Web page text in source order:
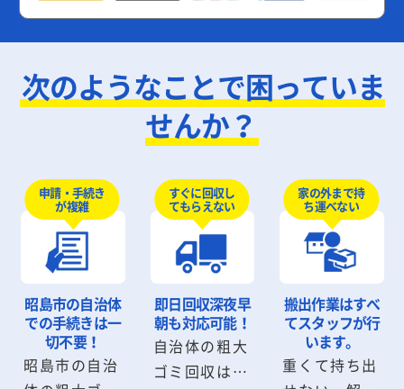
次のようなことで困っていま
せんか？
申請・手続き
が複雑
昭島市の自治体
での手続きは一
切不要！
昭島市の自治
すぐに回収し
てもらえない
即日回収深夜早
朝も対応可能！
自治体の粗大
ゴミ回収は数
家の外まで持
ち運べない
搬出作業はすべ
てスタッフが行
います。
重くて持ち出